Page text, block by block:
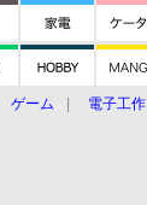
ゲーム 電子工作